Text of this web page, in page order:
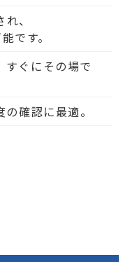
、
です。
ぐにその場で
確認に最適。